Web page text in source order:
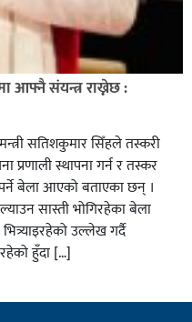
आफ्नै संयन्त्र राख्नेछ :
सतिशकुमार सिँहले तस्करी
प्रणाली स्थापना गर्न र तस्कर
बेला आएको बताएका छन् ।
सास्ती भोगिरहेका बेला
उल्लेख गर्दै
हुँदा […]